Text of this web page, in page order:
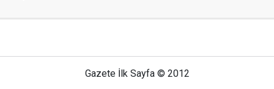
Gazete İlk Sayfa © 2012